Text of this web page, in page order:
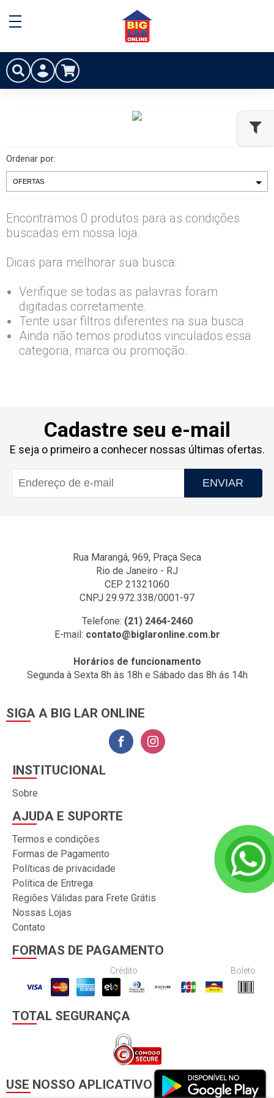
Ordenar por:
Encontramos 0 produtos para as condições
buscadas em nossa loja.
Dicas para melhorar sua busca:
Verifique se todas as palavras foram
digitadas corretamente.
Tente usar filtros diferentes na sua busca
Ainda não temos produtos vinculados essa
categoria, marca ou promoção.
Cadastre seu e-mail
E seja o primeiro a conhecer nossas últimas ofertas.
ENVIAR
Rua Marangá, 969, Praça Seca
Rio de Janeiro - RJ
CEP 21321060
CNPJ 29.972.338/0001-97
Telefone: (21) 2464-2460
E-mail: contato@biglaronline.com.br
Horários de funcionamento
Segunda à Sexta 8h às 18h e Sábado das 8h ás 14h
SIGA A BIG LAR ONLINE
INSTITUCIONAL
Sobre
AJUDA E SUPORTE
Termos e condições
Formas de Pagamento
Políticas de privacidade
Política de Entrega
Regiões Válidas para Frete Grátis
Nossas Lojas
Contato
FORMAS DE PAGAMENTO
Crédito Boleto
TOTAL SEGURANÇA
USE NOSSO APLICATIVO